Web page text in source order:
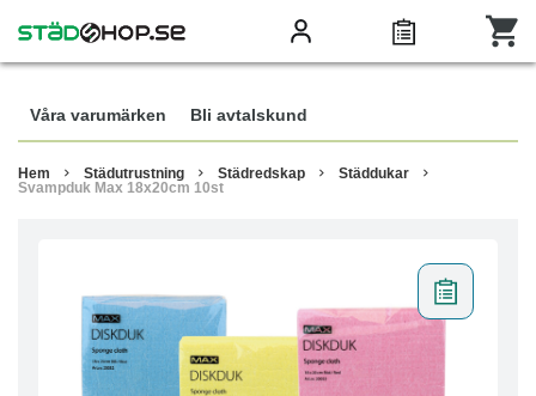
Våra varumärken Bli avtalskund
Hem Städutrustning Städredskap
Städdukar
Svampduk Max 18x20cm 10st